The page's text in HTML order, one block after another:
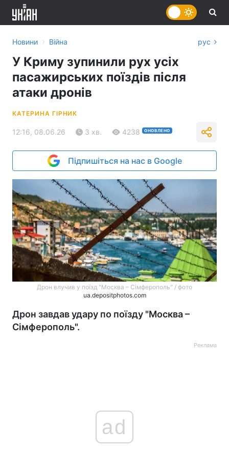
Новини › Війна рус
У Криму зупинили рух усіх
пасажирських поїздів після
атаки дронів
КАТЕРИНА ГІРНИК
12:16, 08.06.26 3 хв. 4238 ОНОВЛЕНО
Підпишіться на нас в Google
Дрон влучив у поїзд "Москва – Сімферополь" / фото
ua.depositphotos.com
Дрон завдав удару по поїзду "Москва –
Сімферополь".
Реклама
ad